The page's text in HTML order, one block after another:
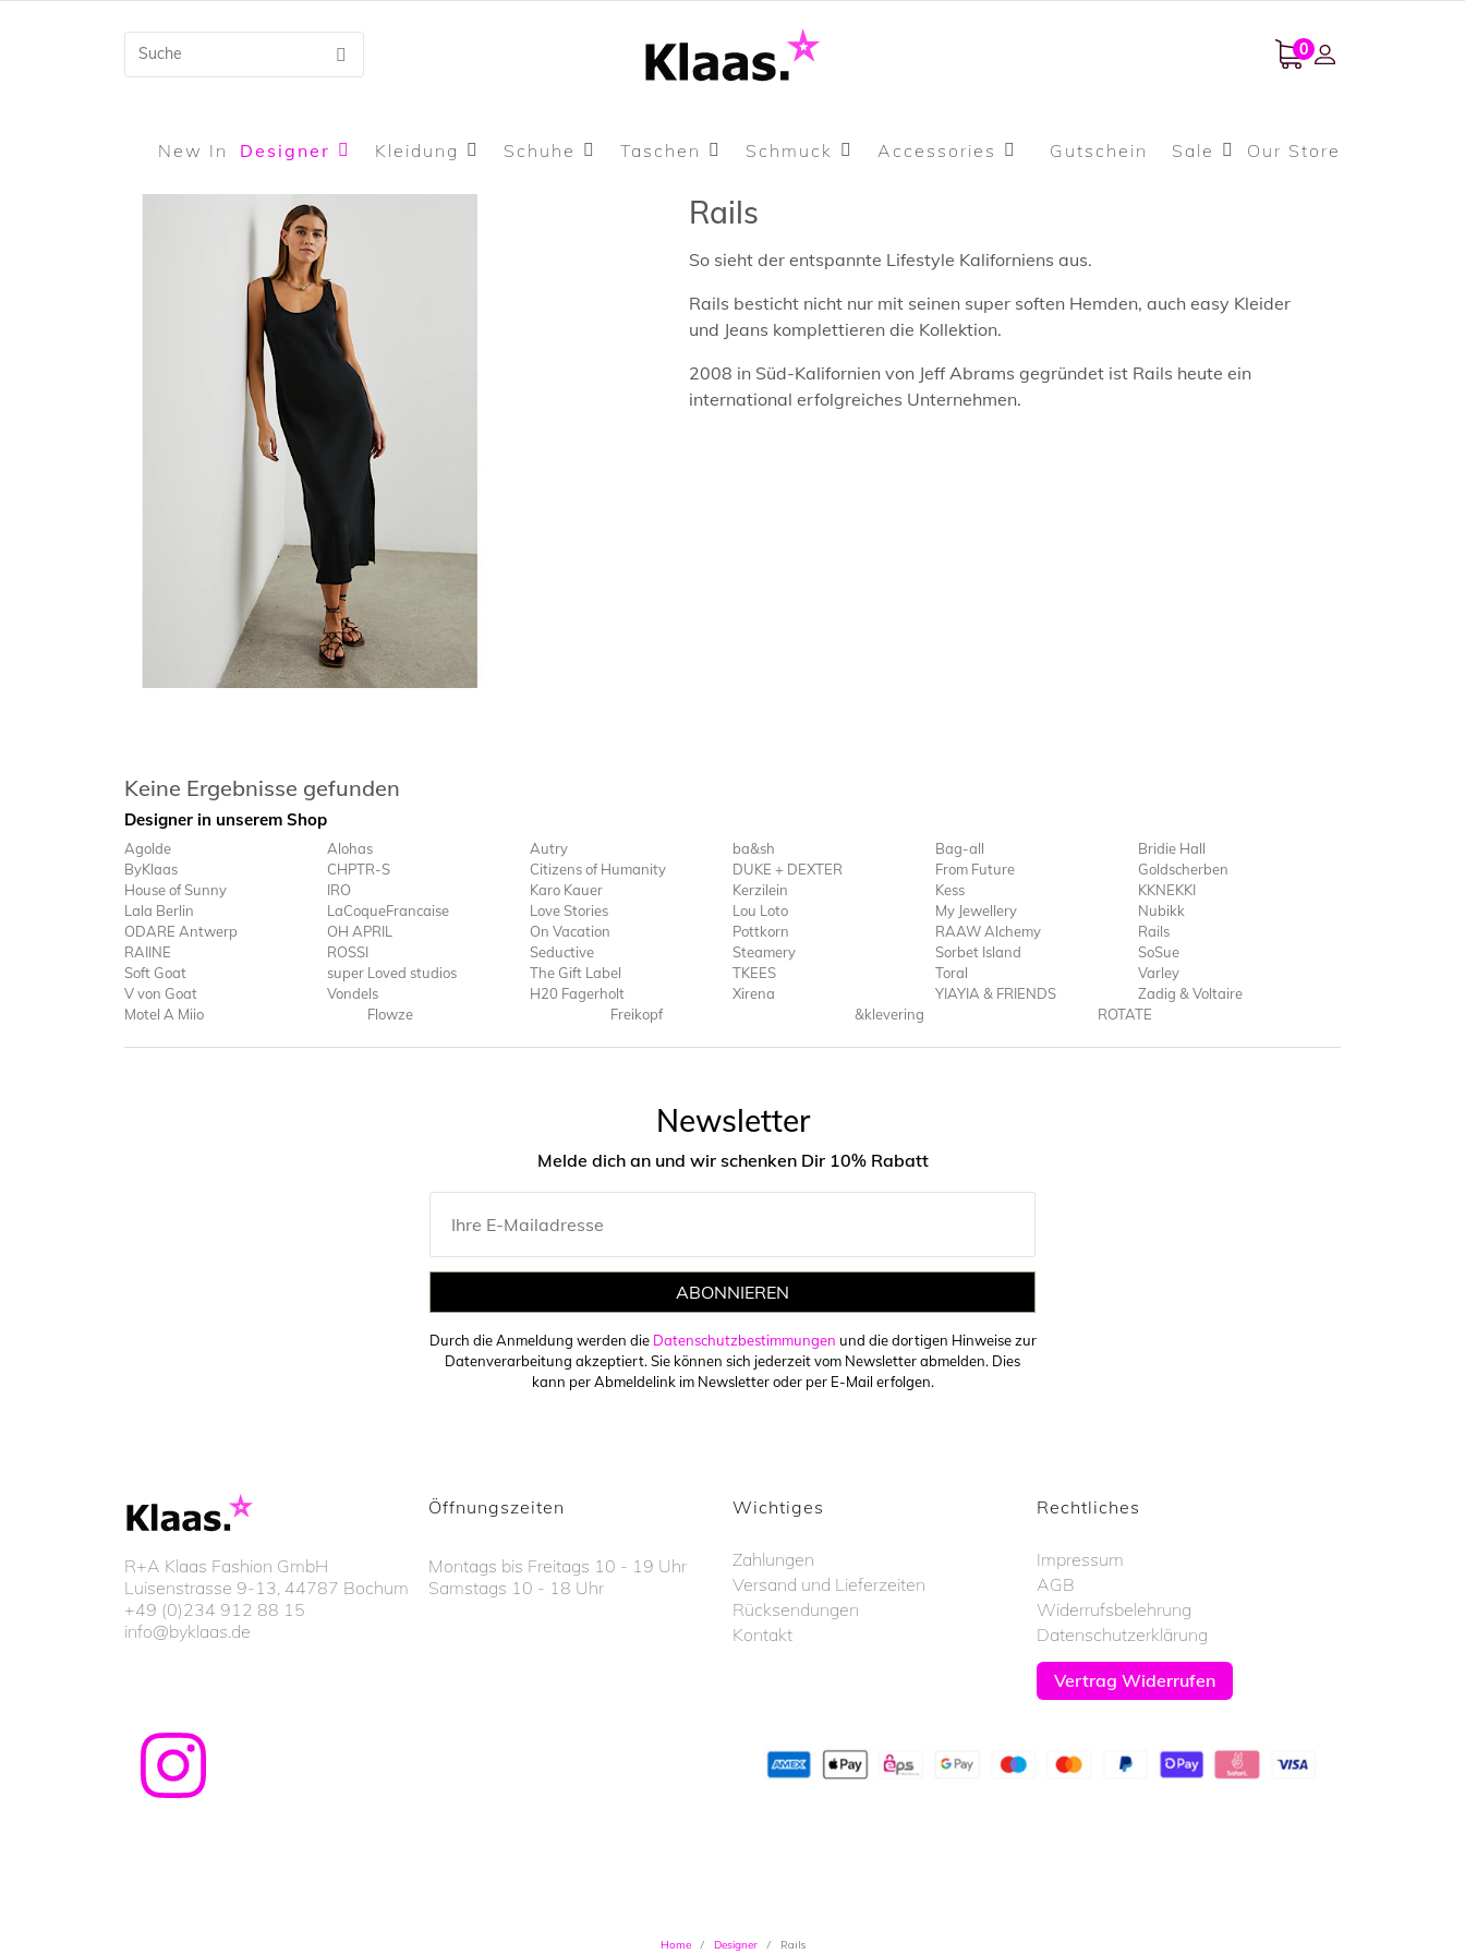
0
New In Designer Kleidung Schuhe Taschen Schmuck Accessories Our Store
Gutschein Sale
Rails
So sieht der entspannte Lifestyle Kaliforniens aus.
Rails besticht nicht nur mit seinen super soften Hemden, auch easy Kleider
und Jeans komplettieren die Kollektion.
2008 in Süd-Kalifornien von Jeff Abrams gegründet ist Rails heute ein
international erfolgreiches Unternehmen.
Keine Ergebnisse gefunden
Designer in unserem Shop
Agolde Alohas Autry ba&sh Bag-all
Bridie Hall
ByKlaas
CHPTR-S Citizens of Humanity DUKE + DEXTER From Future
Goldscherben
House of Sunny
IRO Karo Kauer Kerzilein Kess
KKNEKKI
Lala Berlin
LaCoqueFrancaise Love Stories Lou Loto My Jewellery
Nubikk
ODARE Antwerp
OH APRIL On Vacation Pottkorn RAAW Alchemy
Rails
RAIINE
ROSSI Seductive Steamery Sorbet Island
SoSue
Soft Goat
super Loved studios The Gift Label TKEES Toral
Varley
V von Goat
Vondels H20 Fagerholt Xirena YIAYIA & FRIENDS
Zadig & Voltaire
Motel A Miio
Flowze Freikopf &klevering ROTATE
Newsletter
Melde dich an und wir schenken Dir 10% Rabatt
ABONNIEREN
Durch die Anmeldung werden die Datenschutzbestimmungen und die dortigen Hinweise zur
Datenverarbeitung akzeptiert. Sie können sich jederzeit vom Newsletter abmelden. Dies
kann per Abmeldelink im Newsletter oder per E-Mail erfolgen.
R+A Klaas Fashion GmbH
Luisenstrasse 9-13, 44787 Bochum
+49 (0)234 912 88 15
info@byklaas.de
Öffnungszeiten
Montags bis Freitags 10 - 19 Uhr
Samstags 10 - 18 Uhr
Wichtiges
Zahlungen
Versand und Lieferzeiten
Rücksendungen
Kontakt
Rechtliches
Impressum
AGB
Widerrufsbelehrung
Datenschutzerklärung
Vertrag Widerrufen
Home Designer Rails